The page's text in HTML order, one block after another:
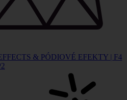
& PÓDIOVÉ EFEKTY | F4